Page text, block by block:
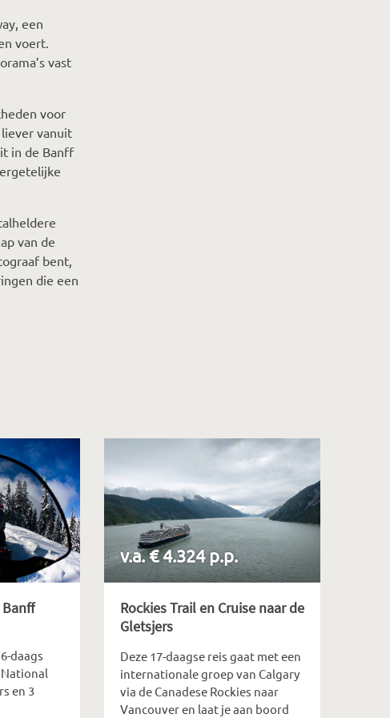
een
voert.
vast
voor
vanuit
in de Banff
van de
bent,
die een
daags
en 3
v.a. € 4.324 p.p.
Rockies Trail en Cruise naar de
Gletsjers
Deze 17-daagse reis gaat met een
internationale groep van Calgary
via de Canadese Rockies naar
Vancouver en laat je aan boord